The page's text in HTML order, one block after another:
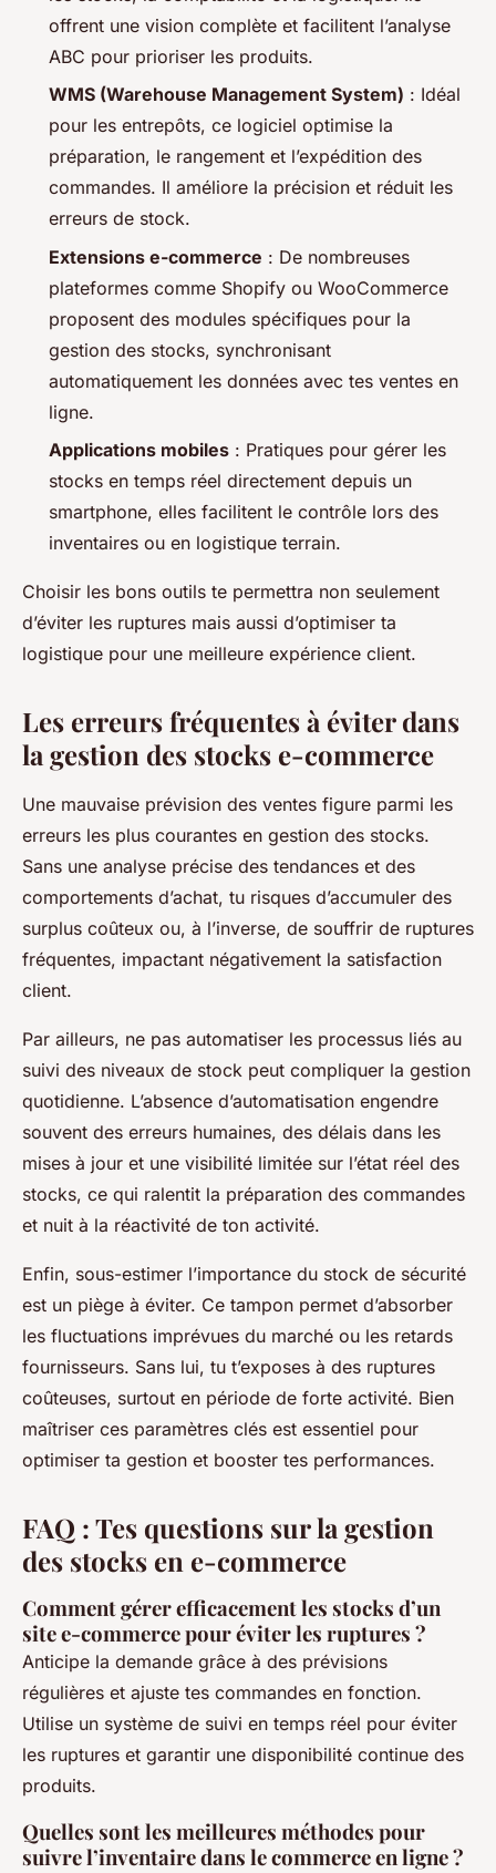
offrent une vision complète et facilitent l’analyse
ABC pour prioriser les produits.
WMS (Warehouse Management System) : Idéal
pour les entrepôts, ce logiciel optimise la
préparation, le rangement et l’expédition des
commandes. Il améliore la précision et réduit les
erreurs de stock.
Extensions e-commerce : De nombreuses
plateformes comme Shopify ou WooCommerce
proposent des modules spécifiques pour la
gestion des stocks, synchronisant
automatiquement les données avec tes ventes en
ligne.
Applications mobiles : Pratiques pour gérer les
stocks en temps réel directement depuis un
smartphone, elles facilitent le contrôle lors des
inventaires ou en logistique terrain.
Choisir les bons outils te permettra non seulement
d’éviter les ruptures mais aussi d’optimiser ta
logistique pour une meilleure expérience client.
Les erreurs fréquentes à éviter dans
la gestion des stocks e-commerce
Une mauvaise prévision des ventes figure parmi les
erreurs les plus courantes en gestion des stocks.
Sans une analyse précise des tendances et des
comportements d’achat, tu risques d’accumuler des
surplus coûteux ou, à l’inverse, de souffrir de ruptures
fréquentes, impactant négativement la satisfaction
client.
Par ailleurs, ne pas automatiser les processus liés au
suivi des niveaux de stock peut compliquer la gestion
quotidienne. L’absence d’automatisation engendre
souvent des erreurs humaines, des délais dans les
mises à jour et une visibilité limitée sur l’état réel des
stocks, ce qui ralentit la préparation des commandes
et nuit à la réactivité de ton activité.
Enfin, sous-estimer l’importance du stock de sécurité
est un piège à éviter. Ce tampon permet d’absorber
les fluctuations imprévues du marché ou les retards
fournisseurs. Sans lui, tu t’exposes à des ruptures
coûteuses, surtout en période de forte activité. Bien
maîtriser ces paramètres clés est essentiel pour
optimiser ta gestion et booster tes performances.
FAQ : Tes questions sur la gestion
des stocks en e-commerce
Comment gérer efficacement les stocks d’un
site e-commerce pour éviter les ruptures ?
Anticipe la demande grâce à des prévisions
régulières et ajuste tes commandes en fonction.
Utilise un système de suivi en temps réel pour éviter
les ruptures et garantir une disponibilité continue des
produits.
Quelles sont les meilleures méthodes pour
suivre l’inventaire dans le commerce en ligne ?